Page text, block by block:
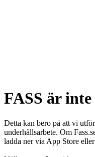
FASS är
Detta kan bero på att vi
underhållsarbete. Om
ladda ner via App Store